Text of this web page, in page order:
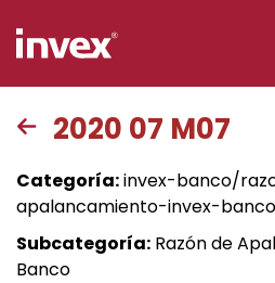
Acceso a
clientes
Buscar
2020 07 M07
Categoría:invex-banco/
apalancamiento-invex-banco
Subcategoría: Razón de
Banco